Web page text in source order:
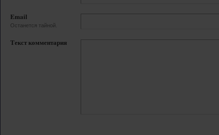
Email
Останется тайной.
Текст комментария